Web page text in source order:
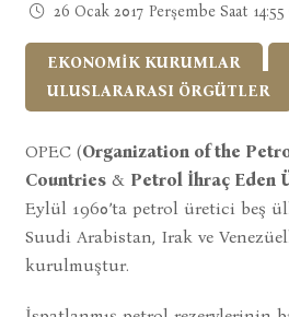
26 Ocak 2017 Perşembe Saat 14:55
EKONOMİK KURUMLAR
ULUSLARARASI ÖRGÜTLER
OPEC (Organization of the
Countries& Petrol İhraç Eden
Eylül 1960’ta petrol üretici beş
Suudi Arabistan, Irak ve
kurulmuştur.